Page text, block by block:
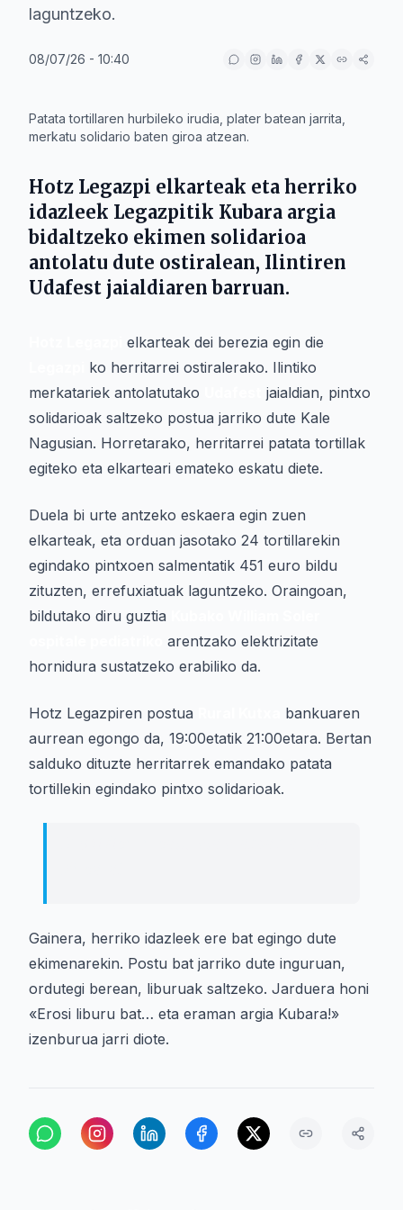
laguntzeko.
08/07/26 - 10:40
Patata tortillaren hurbileko irudia, plater batean jarrita,
merkatu solidario baten giroa atzean.
Hotz Legazpi elkarteak eta herriko
idazleek Legazpitik Kubara argia
bidaltzeko ekimen solidarioa
antolatu dute ostiralean, Ilintiren
Udafest jaialdiaren barruan.
elkarteak dei berezia egin die
ko herritarrei ostiralerako. Ilintiko
merkatariek antolatutako
jaialdian, pintxo
solidarioak saltzeko postua jarriko dute Kale
Nagusian. Horretarako, herritarrei patata tortillak
egiteko eta elkarteari emateko eskatu diete.
Duela bi urte antzeko eskaera egin zuen
elkarteak, eta orduan jasotako 24 tortillarekin
egindako pintxoen salmentatik 451 euro bildu
zituzten, errefuxiatuak laguntzeko. Oraingoan,
bildutako diru guztia
arentzako elektrizitate
hornidura sustatzeko erabiliko da.
Hotz Legazpiren postua
bankuaren
aurrean egongo da, 19:00etatik 21:00etara. Bertan
salduko dituzte herritarrek emandako patata
tortillekin egindako pintxo solidarioak.
Gainera, herriko idazleek ere bat egingo dute
ekimenarekin. Postu bat jarriko dute inguruan,
ordutegi berean, liburuak saltzeko. Jarduera honi
«Erosi liburu bat… eta eraman argia Kubara!»
izenburua jarri diote.